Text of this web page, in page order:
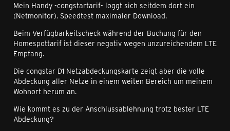
Mein Handy -congstartarif- loggt sich seitdem dort ein
(Netmonitor). Speedtest maximaler Download.
Beim Verfügbarkeitscheck während der Buchung für den
Homespottarif ist dieser negativ wegen unzureichendem LTE
Empfang.
Die congstar D1 Netzabdeckungskarte zeigt aber die volle
Abdeckung aller Netze in einem weiten Bereich um meinem
Wohnort herum an.
Wie kommt es zu der Anschlussablehnung trotz bester LTE
Abdeckung?